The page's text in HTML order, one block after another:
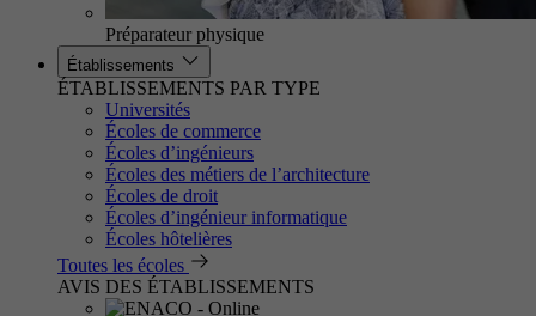
Préparateur physique
Établissements
ÉTABLISSEMENTS PAR TYPE
Universités
Écoles de commerce
Écoles d’ingénieurs
Écoles des métiers de l’architecture
Écoles de droit
Écoles d’ingénieur informatique
Écoles hôtelières
Toutes les écoles
AVIS DES ÉTABLISSEMENTS